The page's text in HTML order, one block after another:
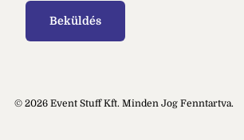
© 2026 Event Stuff Kft. Minden Jog Fenntartva.